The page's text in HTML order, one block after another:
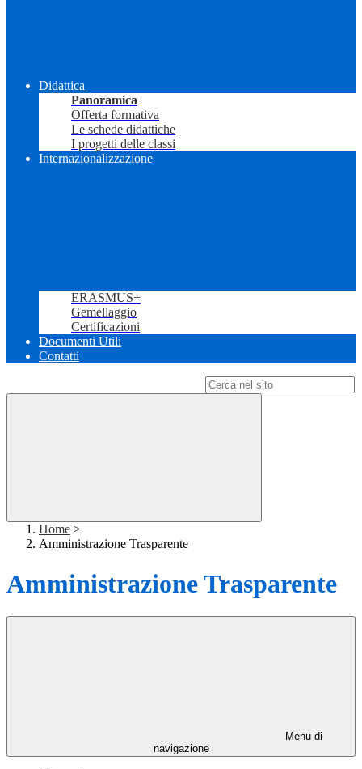
Didattica
Panoramica
Offerta formativa
Le schede didattiche
I progetti delle classi
Internazionalizzazione
ERASMUS+
Gemellaggio
Certificazioni
Documenti Utili
Contatti
Home >
Amministrazione Trasparente
Amministrazione Trasparente
Menu di
navigazione